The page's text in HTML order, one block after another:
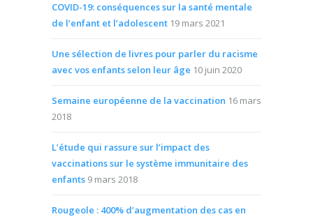
COVID-19: conséquences sur la santé mentale
de l’enfant et l’adolescent 19 mars 2021
Une sélection de livres pour parler du racisme
avec vos enfants selon leur âge 10 juin 2020
Semaine européenne de la vaccination 16 mars
2018
L’étude qui rassure sur l’impact des
vaccinations sur le système immunitaire des
enfants 9 mars 2018
Rougeole : 400% d’augmentation des cas en